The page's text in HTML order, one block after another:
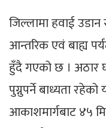
जिल्लामा हवाई
आन्तरिक एवं बाह्य
हुँदै गएको छ । अठार
पुग्नुपर्ने बाध्यता
आकाशमार्गबाट ४५